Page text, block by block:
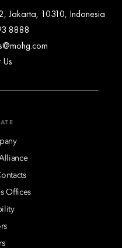
Jakarta, 10310, Indonesia
8888
Offices